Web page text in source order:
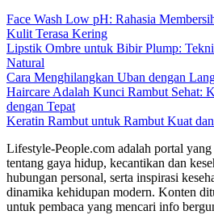
Face Wash Low pH: Rahasia
Kulit Terasa Kering
Lipstik Ombre untuk Bibir Plump:
Natural
Cara Menghilangkan Uban dengan
Haircare Adalah Kunci Rambut Sehat:
dengan Tepat
Keratin Rambut untuk Rambut Kuat
Lifestyle-People.com adalah portal
tentang gaya hidup, kecantikan dan
hubungan personal, serta inspirasi
dinamika kehidupan modern. Konten
untuk pembaca yang mencari info